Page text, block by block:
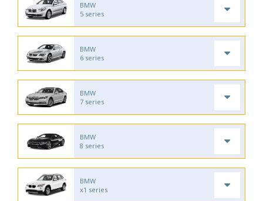
BMW
5 series
BMW
6 series
BMW
7 series
BMW
8 series
BMW
x1 series